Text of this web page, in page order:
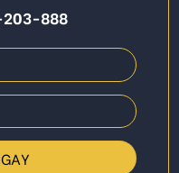
203-888